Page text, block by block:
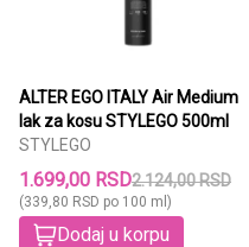
ALTER EGO ITALY Air Medium
lak za kosu STYLEGO 500ml
STYLEGO
1.699,00 RSD2.124,00 RSD
(339,80 RSD po 100 ml)
Dodaj u korpu